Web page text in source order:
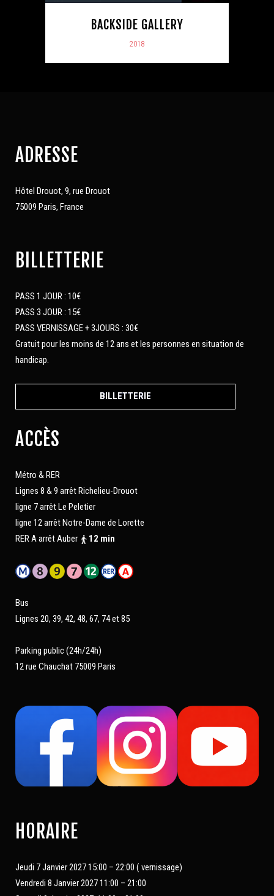
BACKSIDE GALLERY
2018
ADRESSE
Hôtel Drouot, 9, rue Drouot
75009 Paris, France
BILLETTERIE
PASS 1 JOUR : 10€
PASS 3 JOUR : 15€
PASS VERNISSAGE + 3JOURS : 30€
Gratuit pour les moins de 12 ans et les personnes en situation de
handicap.
BILLETTERIE
ACCÈS
Métro & RER
Lignes 8 & 9 arrêt Richelieu-Drouot
ligne 7 arrêt Le Peletier
ligne 12 arrêt Notre-Dame de Lorette
RER A arrêt Auber
12 min
Bus
Lignes 20, 39, 42, 48, 67, 74 et 85
Parking public (24h/24h)
12 rue Chauchat 75009 Paris
HORAIRE
Jeudi 7 Janvier 2027 15:00 – 22:00 ( vernissage)
Vendredi 8 Janvier 2027 11:00 – 21:00